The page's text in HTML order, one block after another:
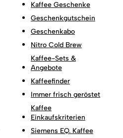
Kaffee Geschenke
Geschenkgutschein
Geschenkabo
Nitro Cold Brew
Kaffee-Sets &
Angebote
Kaffeefinder
Immer frisch geröstet
Kaffee
Einkaufskriterien
Siemens EQ. Kaffee